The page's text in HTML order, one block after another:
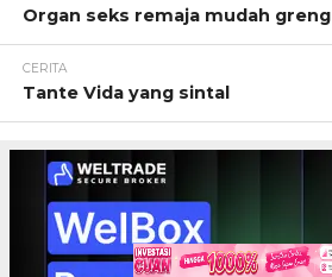
Organ seks remaja mudah greng
CERITA
Tante Vida yang sintal